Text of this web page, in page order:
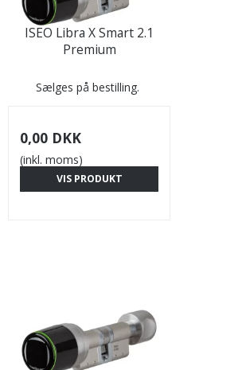
ISEO Libra X Smart 2.1
Premium
Sælges på bestilling.
0,00 DKK
(inkl. moms)
VIS PRODUKT